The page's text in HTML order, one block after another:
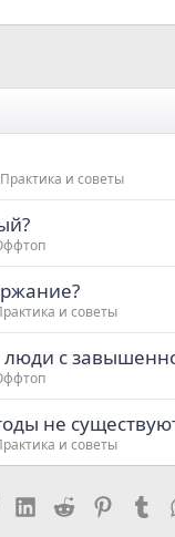
Практика и советы
и советы
с
не
и советы
LinkedIn
Reddit